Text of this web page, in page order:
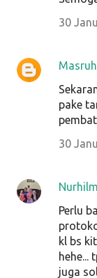
30
pake
30
Perlu
kl bs
hehe...
juga